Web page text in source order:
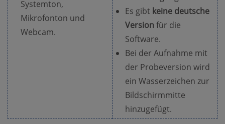
Systemton,
Mikrofonton und
Webcam.
Es gibt keine deutsche
Version für die
Software.
Bei der Aufnahme mit
der Probeversion wird
ein Wasserzeichen zur
Bildschirmmitte
hinzugefügt.